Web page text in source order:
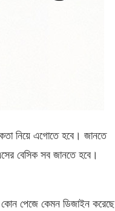
নিয়ে এগোতে হবে। জানতে
বেসিক সব জানতে হবে।
পেজে কেমন ডিজাইন করেছে